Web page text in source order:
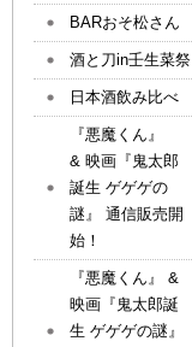
BARおそ松さん
酒と刀in壬生菜祭
日本酒飲み比べ
『悪魔くん』
& 映画『鬼太郎
誕生 ゲゲゲの
謎』 通信販売開
始！
『悪魔くん』 &
映画『鬼太郎誕
生 ゲゲゲの謎』